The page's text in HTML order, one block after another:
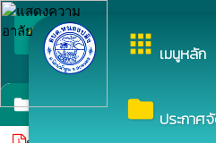
apps เมนูหลัก
folder ประกาศ
arrow_back_ios กลับเมนูหลัก
folderหลักเกณฑ์การบริหารแล